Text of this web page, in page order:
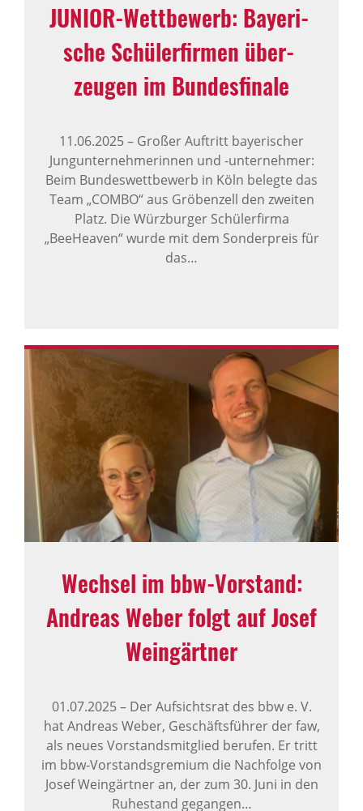
JUNIOR-Wett­be­werb: Baye­ri­
sche Schü­ler­firmen über­
zeugen im Bundes­fi­nale
11.06.2025– Großer Auftritt bayerischer
Jungunternehmerinnen und -unternehmer:
Beim Bundeswettbewerb in Köln belegte das
Team „COMBO“ aus Gröbenzell den zweiten
Platz. Die Würzburger Schülerfirma
„BeeHeaven“ wurde mit dem Sonderpreis für
das…
Wechsel im bbw-Vorstand:
Andreas Weber folgt auf Josef
Wein­gärtner
01.07.2025–Der Aufsichtsrat des bbw e. V.
hat Andreas Weber, Geschäftsführer der faw,
als neues Vorstandsmitglied berufen. Er tritt
im bbw-Vorstandsgremium die Nachfolge von
Josef Weingärtner an, der zum 30. Juni in den
Ruhestand gegangen…